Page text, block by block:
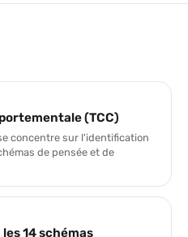
(TCC)
concentre sur l'identification
de pensée et de
14 schémas